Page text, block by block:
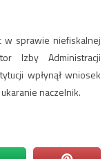
w sprawie niefiskalnej
Izby Administracji
wpłynął wniosek
naczelnik.